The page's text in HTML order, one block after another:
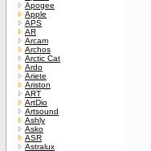
Apogee
Apple
APS
AR
Arcam
Archos
Arctic Cat
Ardo
Ariete
Ariston
ART
ArtDio
Artsound
Ashly
Asko
ASR
Astralux